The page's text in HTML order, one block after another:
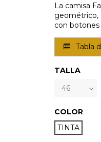
La camisa
geométrico,
con
Tabla
TALLA
COLOR
TINTA